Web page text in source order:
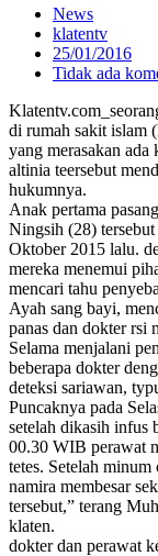
News
klatentv
25/01/2016
Tidak ada
di rumah sakit islam
yang merasakan
altinia teersebut
hukumnya.
Anak pertama
Ningsih (28)
Oktober 2015 lalu.
mereka menemui
mencari tahu
Ayah sang bayi,
panas dan dokter rsi
Selama menjalani
beberapa dokter
deteksi sariawan,
Puncaknya pada
setelah dikasih infus
00.30 WIB perawat
tetes. Setelah
namira membesar
tersebut,” terang
klaten.
dokter dan perawat